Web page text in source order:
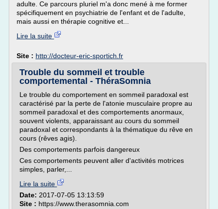
adulte. Ce parcours pluriel m'a donc mené à me former
spécifiquement en psychiatrie de l'enfant et de l'adulte,
mais aussi en thérapie cognitive et...
Lire la suite
Site : http://docteur-eric-sportich.fr
Trouble du sommeil et trouble
comportemental - ThéraSomnia
Le trouble du comportement en sommeil paradoxal est
caractérisé par la perte de l'atonie musculaire propre au
sommeil paradoxal et des comportements anormaux,
souvent violents, apparaissant au cours du sommeil
paradoxal et correspondants à la thématique du rêve en
cours (rêves agis).
Des comportements parfois dangereux
Ces comportements peuvent aller d'activités motrices
simples, parler,...
Lire la suite
Date: 2017-07-05 13:13:59
Site : https://www.therasomnia.com